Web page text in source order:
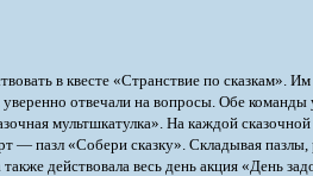
в квесте «Странствие по сказкам». Им
отвечали на вопросы. Обе команды
мультшкатулка». На каждой
пазл «Собери сказку». Складывая пазлы,
действовала весь день акция «День